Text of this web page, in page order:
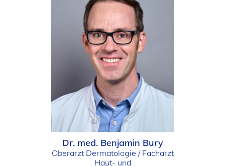
Dr. med. Benjamin Bury
Oberarzt Dermatologie / Facharzt
Haut- und